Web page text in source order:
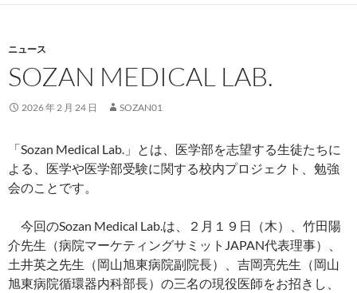
ニュース
SOZAN MEDICAL LAB.
2026 年 2 月 24 日 SOZAN01
「Sozan Medical Lab.」とは、医学部を志望する生徒たちに
よる、医学や医学部受験に関する校内プロジェクト、勉強
会のことです。
今回のSozan Medical Lab.は、２月１９日（木）、竹田陽
介先生（病院マーケティングサミットJAPAN代表理事）、
土井英之先生（岡山旭東病院副院長）、吉岡亮先生（岡山
旭東病院循環器内科部長）の三名の現役医師をお招きし、